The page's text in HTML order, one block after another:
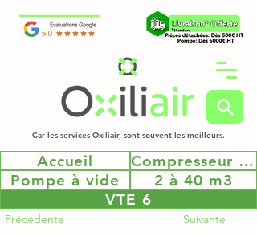
Car les services Oxiliair, sont souvent les meilleurs.
Accueil
Compresseur et pompe
Pompe à vide
2 à 40 m3
VTE 6
Précédente Suivante